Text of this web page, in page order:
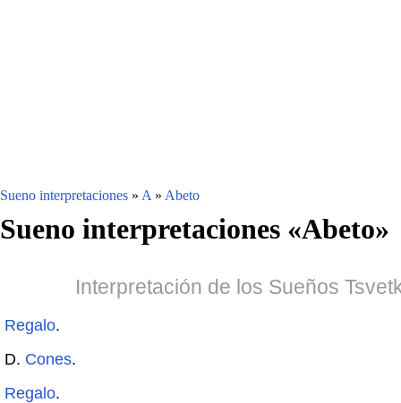
Sueno interpretaciones » A » Abeto
Sueno interpretaciones «Abeto»
Interpretación de los Sueños
Regalo.
D. Cones.
Regalo.